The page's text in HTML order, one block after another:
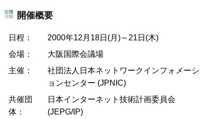
開催概要
日程：
2000年12月18日(月)～21日(木)
会場：
大阪国際会議場
主催：
社団法人日本ネットワークインフォメーシ
ョンセンター (JPNIC)
共催団
体：
日本インターネット技術計画委員会
(JEPG/IP)